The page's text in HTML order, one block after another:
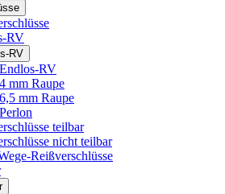
RV
RV
Endlos-RV
4 mm Raupe
6,5 mm Raupe
Perlon
teilbar
nicht teilbar
Reißverschlüsse